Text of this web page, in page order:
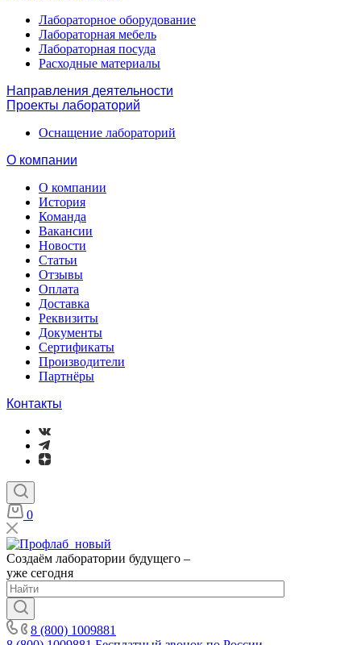
Лабораторное оборудование
Лабораторная мебель
Лабораторная посуда
Расходные материалы
Направления деятельности
Проекты лабораторий
Оснащение лабораторий
О компании
О компании
История
Команда
Вакансии
Новости
Статьи
Отзывы
Оплата
Доставка
Реквизиты
Документы
Сертификаты
Производители
Партнёры
Контакты
0
Создаём лаборатории будущего –
уже сегодня
8 (800) 1009881